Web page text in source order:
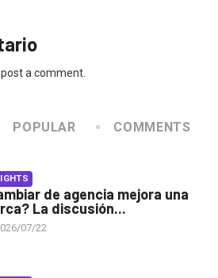
a comment.
POPULAR COMMENTS
de agencia mejora una
La discusión...
07/22